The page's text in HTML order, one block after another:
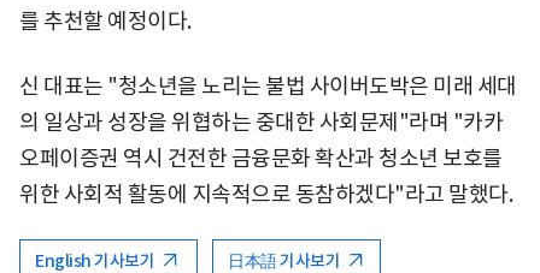
를 추천할 예정이다.
신 대표는 "청소년을 노리는 불법 사이버도박은 미래 세대
의 일상과 성장을 위협하는 중대한 사회문제"라며 "카카
오페이증권 역시 건전한 금융문화 확산과 청소년 보호를
위한 사회적 활동에 지속적으로 동참하겠다"라고 말했다.
English 기사보기 日本語 기사보기